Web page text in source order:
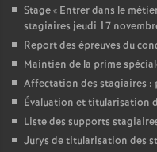
Stage « Entrer dans le
stagiaires jeudi 17
Report des épreuves du
Maintien de la prime
Affectation des stagiaires :
Évaluation et titularisation
Liste des supports
Jurys de titularisation des